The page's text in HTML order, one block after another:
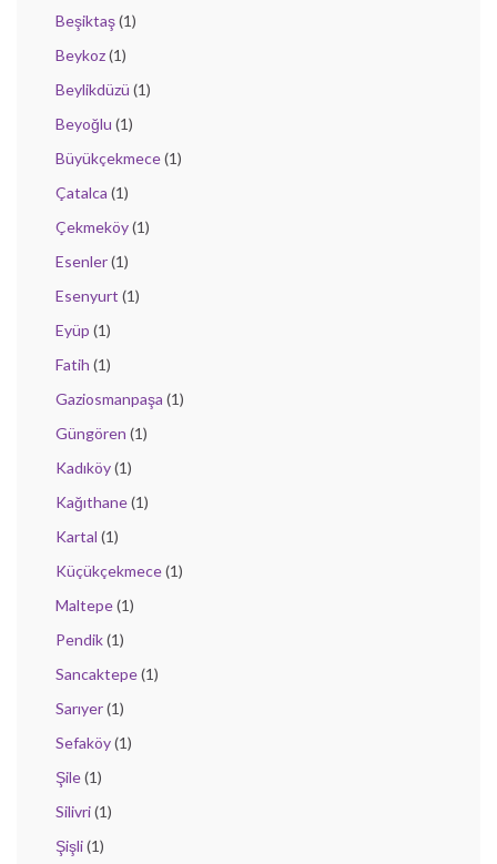
Beşiktaş(1)
Beykoz(1)
Beylikdüzü (1)
Beyoğlu (1)
Büyükçekmece(1)
Çatalca (1)
Çekmeköy(1)
Esenler(1)
Esenyurt (1)
Eyüp (1)
Fatih (1)
Gaziosmanpaşa (1)
Güngören (1)
Kadıköy(1)
Kağıthane(1)
Kartal (1)
Küçükçekmece(1)
Maltepe(1)
Pendik(1)
Sancaktepe(1)
Sarıyer(1)
Sefaköy(1)
Şile(1)
Silivri(1)
Şişli(1)